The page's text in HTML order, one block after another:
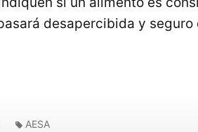
desapercibida y seguro
AESA